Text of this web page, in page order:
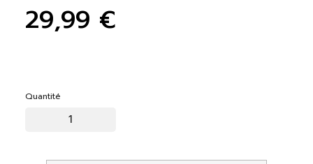
29,99 €
Quantité